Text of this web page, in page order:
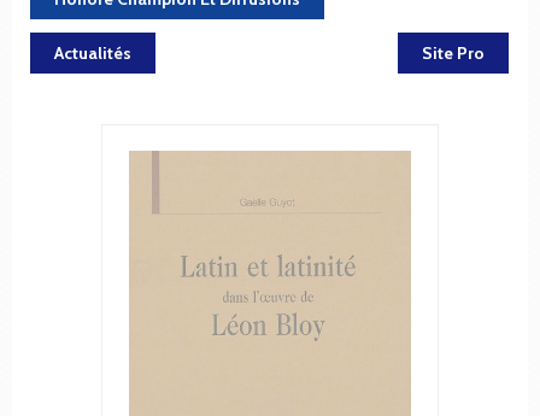
Actualités Site Pro